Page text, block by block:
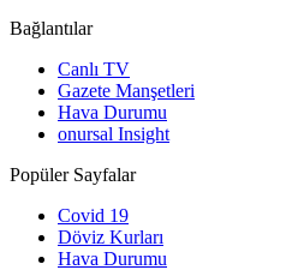
Bağlantılar
Canlı TV
Gazete Manşetleri
Hava Durumu
onursal Insight
Popüler Sayfalar
Covid 19
Döviz Kurları
Hava Durumu